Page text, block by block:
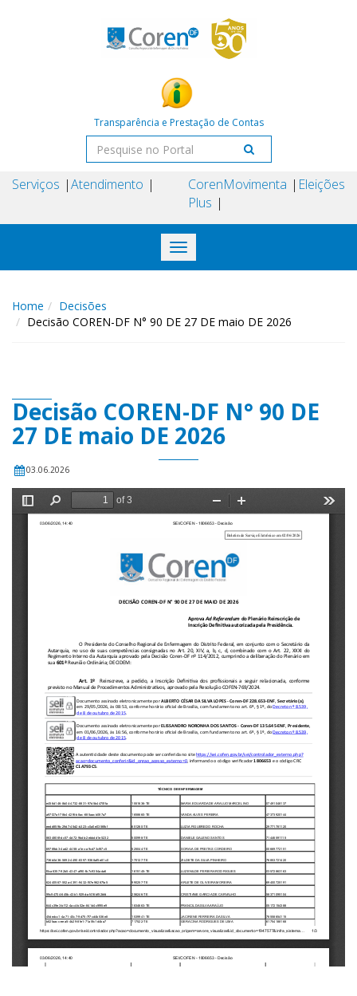
Transparência e Prestação de Contas
Serviços Atendimento
Coren
Plus
Movimenta Eleições
Toggle
navigation
Home
Decisões
Decisão COREN-DF N° 90 DE 27 DE maio DE 2026
Decisão COREN-DF N° 90 DE
27 DE maio DE 2026
03.06.2026